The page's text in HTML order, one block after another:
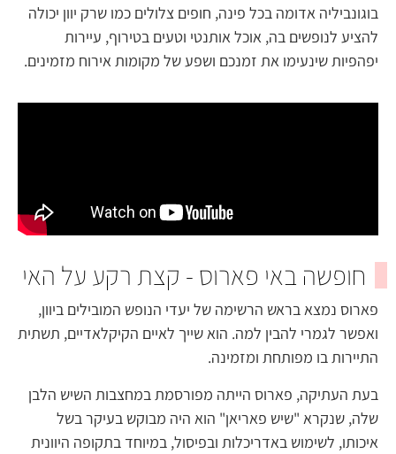
בוגונביליה אדומה בכל פינה, חופים צלולים כמו שרק יוון יכולה
להציע לנופשים בה, אוכל אותנטי וטעים בטירוף, עיירות
יפהפיות שינעימו את זמנכם ושפע של מקומות אירוח מזמינים.
חופשה באי פארוס - קצת רקע על האי
פארוס נמצא בראש הרשימה של יעדי הנופש המובילים ביוון,
ואפשר לגמרי להבין למה. הוא שייך לאיים הקיקלאדיים, תשתית
התיירות בו מפותחת ומזמינה.
בעת העתיקה, פארוס הייתה מפורסמת במחצבות השיש הלבן
שלה, שנקרא "שיש פאריאן" הוא היה מבוקש בעיקר בשל
איכותו, לשימוש באדריכלות ובפיסול, במיוחד בתקופה היוונית